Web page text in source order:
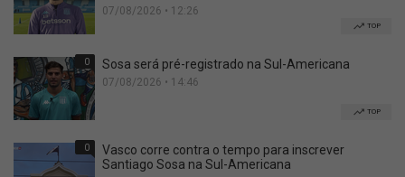
07/08/2026 • 12:26
TOP
0 Sosa será pré-registrado na Sul-Americana
07/08/2026 • 14:46
TOP
0
Vasco corre contra o tempo para inscrever
Santiago Sosa na Sul-Americana